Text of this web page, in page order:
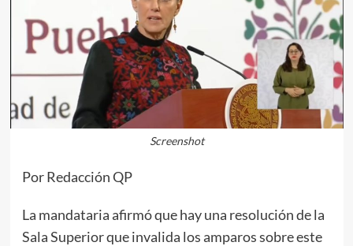
Screenshot
Por Redacción QP
La mandataria afirmó que hay una resolución de la
Sala Superior que invalida los amparos sobre este